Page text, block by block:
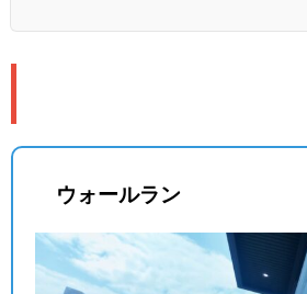
ウォールラン